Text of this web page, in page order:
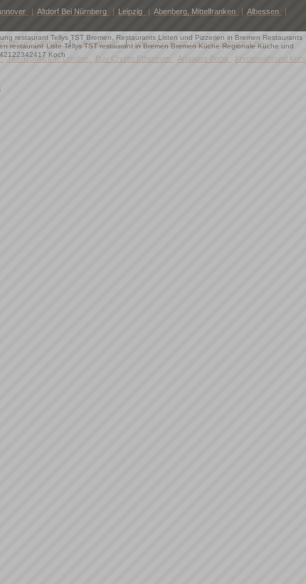
restaurant Tellys TST Bremen, Restaurants Listen und Pizzerien in Bremen Restaurants
restaurant Liste Tellys TST restaurant in Bremen Bremen Küche Regionale Küche und
Koch
| Altdorf Bei Nürnberg | Leipzig | Abenberg, Mittelfranken | Albessen
|
/ Rabbate | Jobangebote | Geben Sie einen neuen Restaurant ein
Taxi Gatwick to London Buy Crypto Ethereum Angajare Bona
Kryptowährung Kurs